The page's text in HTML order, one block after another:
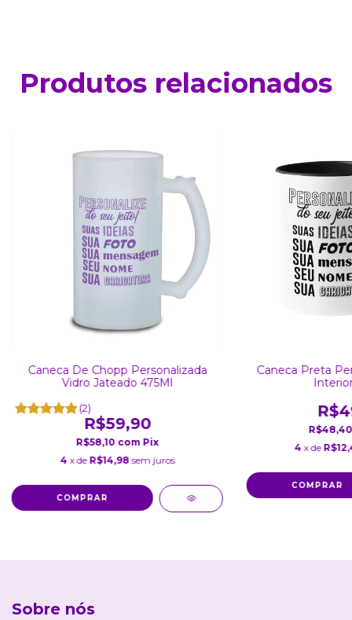
Produtos relacionados
Caneca De Chopp Personalizada
Vidro Jateado 475Ml
(2)
R$59,90
R$58,10 com Pix
4 x de R$14,98 sem juros
Caneca Preta
4 x de
Sobre nós